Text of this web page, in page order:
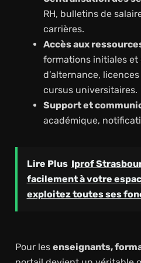
RH, bulletins de
carrières.
Accès aux
formations initiales
d’alternance,
cursus universitaires.
Support et
académique,
Lire Plus Iprof
facilement à votre
exploitez toutes ses
Pour les enseignants,